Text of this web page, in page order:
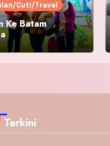
Cuti/Travel
Ke Batam
Terkini